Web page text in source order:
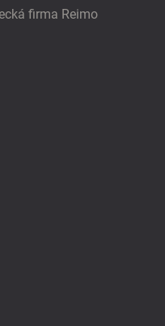
firma Reimo